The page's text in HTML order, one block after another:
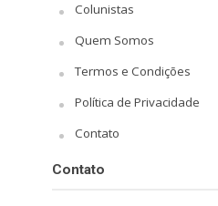
Colunistas
Quem Somos
Termos e Condições
Política de Privacidade
Contato
Contato